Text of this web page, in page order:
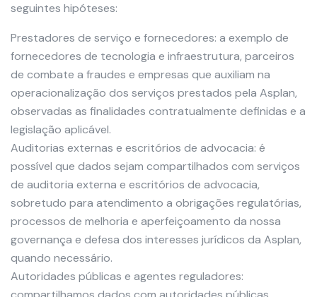
seguintes hipóteses:
Prestadores de serviço e fornecedores: a exemplo de
fornecedores de tecnologia e infraestrutura, parceiros
de combate a fraudes e empresas que auxiliam na
operacionalização dos serviços prestados pela Asplan,
observadas as finalidades contratualmente definidas e a
legislação aplicável.
Auditorias externas e escritórios de advocacia: é
possível que dados sejam compartilhados com serviços
de auditoria externa e escritórios de advocacia,
sobretudo para atendimento a obrigações regulatórias,
processos de melhoria e aperfeiçoamento da nossa
governança e defesa dos interesses jurídicos da Asplan,
quando necessário.
Autoridades públicas e agentes reguladores: